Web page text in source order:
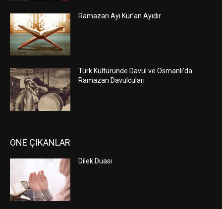
Ramazan Ayı Kur’an Ayıdır
Türk Kültüründe Davul ve Osmanlı’da
Ramazan Davulcuları
ÖNE ÇIKANLAR
Dilek Duası